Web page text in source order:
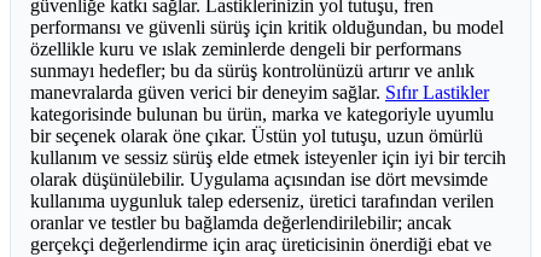
güvenliğe katkı sağlar. Lastiklerinizin yol tutuşu, fren
performansı ve güvenli sürüş için kritik olduğundan, bu model
özellikle kuru ve ıslak zeminlerde dengeli bir performans
sunmayı hedefler; bu da sürüş kontrolünüzü artırır ve anlık
manevralarda güven verici bir deneyim sağlar. Sıfır Lastikler
kategorisinde bulunan bu ürün, marka ve kategoriyle uyumlu
bir seçenek olarak öne çıkar. Üstün yol tutuşu, uzun ömürlü
kullanım ve sessiz sürüş elde etmek isteyenler için iyi bir tercih
olarak düşünülebilir. Uygulama açısından ise dört mevsimde
kullanıma uygunluk talep ederseniz, üretici tarafından verilen
oranlar ve testler bu bağlamda değerlendirilebilir; ancak
gerçekçi değerlendirme için araç üreticisinin önerdiği ebat ve